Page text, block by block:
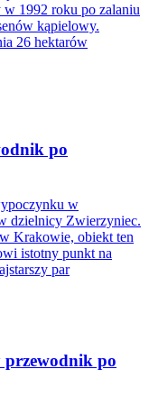
w 1992 roku po zalaniu
kąpielowy.
26 hektarów
po
w
dzielnicy Zwierzyniec.
Krakowie, obiekt ten
istotny punkt na
par
po